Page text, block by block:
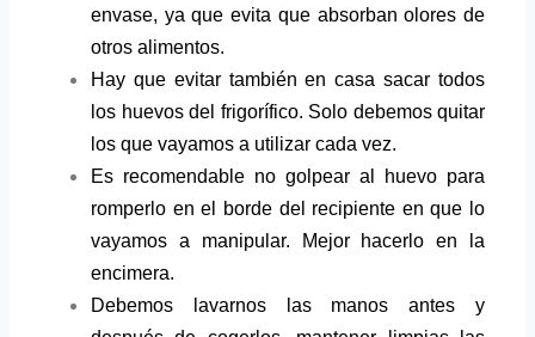
envase, ya que evita que absorban olores de
otros alimentos.
Hay que evitar también en casa sacar todos
los huevos del frigorífico. Solo debemos quitar
los que vayamos a utilizar cada vez.
Es recomendable no golpear al huevo para
romperlo en el borde del recipiente en que lo
vayamos a manipular. Mejor hacerlo en la
encimera.
Debemos lavarnos las manos antes y